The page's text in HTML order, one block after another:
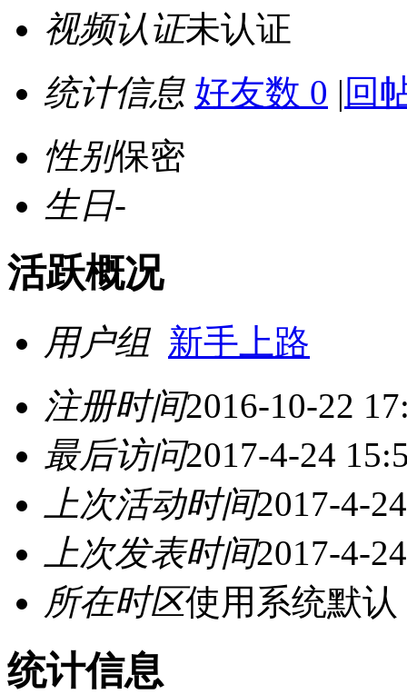
视频认证未认证
统计信息 好友数 0 | 回
性别保密
生日-
活跃概况
用户组 新手上路
注册时间2016-10-22
最后访问2017-4-24
上次活动时间2017-4-
上次发表时间2017-4-
所在时区使用系统默认
统计信息